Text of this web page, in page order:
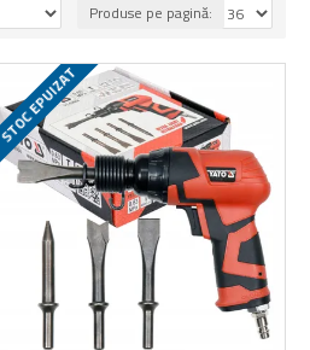
Produse pe pagină:
EPUIZAT